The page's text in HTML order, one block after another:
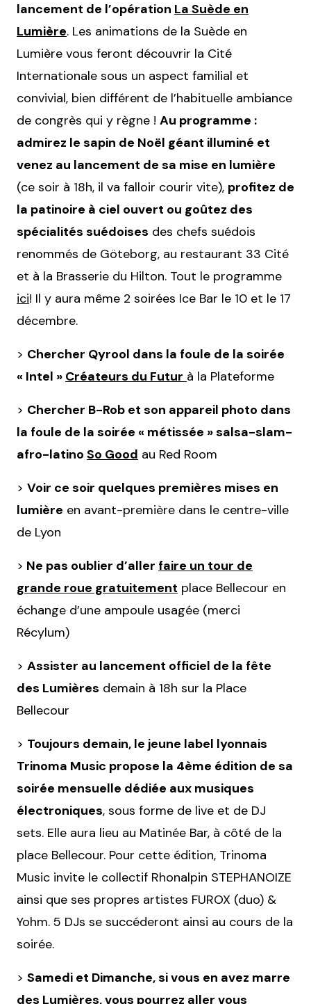
lancement de l’opération La Suède en
Lumière. Les animations de la Suède en
Lumière vous feront découvrir la Cité
Internationale sous un aspect familial et
convivial, bien différent de l’habituelle ambiance
de congrès qui y règne ! Au programme :
admirez le sapin de Noël géant illuminé et
venez au lancement de sa mise en lumière
(ce soir à 18h, il va falloir courir vite), profitez de
la patinoire à ciel ouvert ou goûtez des
spécialités suédoises des chefs suédois
renommés de Göteborg, au restaurant 33 Cité
et à la Brasserie du Hilton. Tout le programme
ici! Il y aura même 2 soirées Ice Bar le 10 et le 17
décembre.
> Chercher Qyrool dans la foule de la soirée
« Intel » Créateurs du Futur à la Plateforme
> Chercher B-Rob et son appareil photo dans
la foule de la soirée « métissée » salsa-slam-
afro-latino So Good au Red Room
> Voir ce soir quelques premières mises en
lumière en avant-première dans le centre-ville
de Lyon
> Ne pas oublier d’aller faire un tour de
grande roue gratuitement place Bellecour en
échange d’une ampoule usagée (merci
Récylum)
> Assister au lancement officiel de la fête
des Lumières demain à 18h sur la Place
Bellecour
> Toujours demain, le jeune label lyonnais
Trinoma Music propose la 4ème édition de sa
soirée mensuelle dédiée aux musiques
électroniques, sous forme de live et de DJ
sets. Elle aura lieu au Matinée Bar, à côté de la
place Bellecour. Pour cette édition, Trinoma
Music invite le collectif Rhonalpin STEPHANOIZE
ainsi que ses propres artistes FUROX (duo) &
Yohm. 5 DJs se succéderont ainsi au cours de la
soirée.
> Samedi et Dimanche, si vous en avez marre
des Lumières, vous pourrez aller vous